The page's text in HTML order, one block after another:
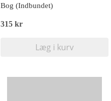
Bog (Indbundet)
315 kr
Læg i kurv